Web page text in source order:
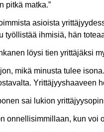
pitkä matka.”
asioista
työllistää ihmisiä, hän
löysi tien yrittäjäksi
mikä minusta tulee
Yrittäjyyshaaveen
sai lukion
onnellisimmillaan, kun voi